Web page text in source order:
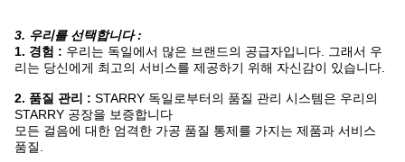
3. 우리를 선택합니다 :
1. 경험 : 우리는 독일에서 많은 브랜드의 공급자입니다. 그래서 우
리는 당신에게 최고의 서비스를 제공하기 위해 자신감이 있습니다.
2. 품질 관리 : STARRY 독일로부터의 품질 관리 시스템은 우리의
STARRY 공장을 보증합니다
모든 걸음에 대한 엄격한 가공 품질 통제를 가지는 제품과 서비스
품질.